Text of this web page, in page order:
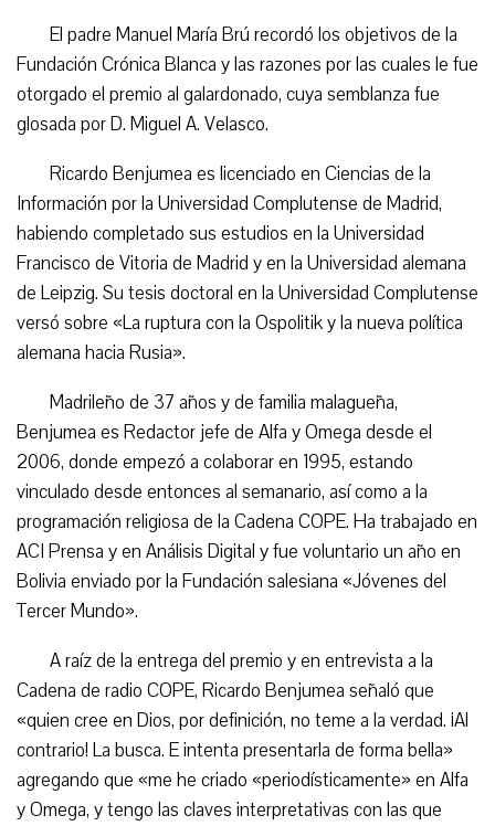
El padre Manuel María Brú recordó los objetivos de la
Fundación Crónica Blanca y las razones por las cuales le fue
otorgado el premio al galardonado, cuya semblanza fue
glosada por D. Miguel A. Velasco.
Ricardo Benjumea es licenciado en Ciencias de la
Información por la Universidad Complutense de Madrid,
habiendo completado sus estudios en la Universidad
Francisco de Vitoria de Madrid y en la Universidad alemana
de Leipzig. Su tesis doctoral en la Universidad Complutense
versó sobre «La ruptura con la Ospolitik y la nueva política
alemana hacia Rusia».
Madrileño de 37 años y de familia malagueña,
Benjumea es Redactor jefe de Alfa y Omega desde el
2006, donde empezó a colaborar en 1995, estando
vinculado desde entonces al semanario, así como a la
programación religiosa de la Cadena COPE. Ha trabajado en
ACI Prensa y en Análisis Digital y fue voluntario un año en
Bolivia enviado por la Fundación salesiana «Jóvenes del
Tercer Mundo».
A raíz de la entrega del premio y en entrevista a la
Cadena de radio COPE, Ricardo Benjumea señaló que
«quien cree en Dios, por definición, no teme a la verdad. ¡Al
contrario! La busca. E intenta presentarla de forma bella»
agregando que «me he criado «periodísticamente» en Alfa
y Omega, y tengo las claves interpretativas con las que